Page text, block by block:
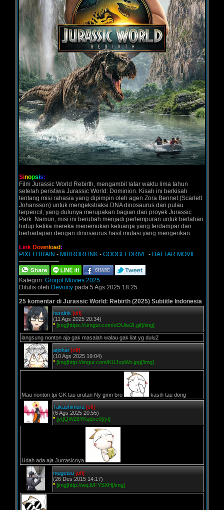
Sinopsis:
Film Jurassic World Rebirth, mengambil latar waktu lima tahun
setelah peristiwa Jurassic World: Dominion. Kisah ini berkisah
tentang misi rahasia yang dipimpin oleh agen Zora Bennet (Scarlett
Johansson) untuk mengekstraksi DNA dinosaurus dari pulau
terpencil, yang dulunya merupakan bagian dari proyek Jurassic
Park. Namun, misi ini berubah menjadi pertempuran untuk bertahan
hidup ketika mereka menemukan keluarga yang terdampar dan
berhadapan dengan dinosaurus hasil mutasi yang mengerikan.
Link Download:
PIXELDRAIN - MIRRORLINK - GOOGLEDRIVE - DAFTAR MOVIE
--------------------
Kategori: Grogol Movies 2025
Ditulis oleh Devoicy pada 5 Ags 2025 18:25
--------------------
25 komentar di Jurassic World: Rebirth (2025) Subtitle Indonesia
hendrik [off]
(11 Ags 2025 20:34)
* [img]https://i.imgur.com/oOUiw2I.gif[/img]
langsung nonton aja gak masalah walau gak liat yg dulu2
atjohar [off]
(10 Ags 2025 19:04)
* [img]http://imgur.com/KUJvpWo.jpg[/img]
Mau nonton tpi GK tau urutan Ny gmn bro
kasih tau dong
Takashimura [off]
(6 Ags 2025 20:55)
* [yt]QW28YKqdxe0[/yt]
Udah ada aja Jurrasicnya
mugetsu [off]
(26 Des 2015 14:17)
* [img]http://wq.lt/FYSXH[/img]